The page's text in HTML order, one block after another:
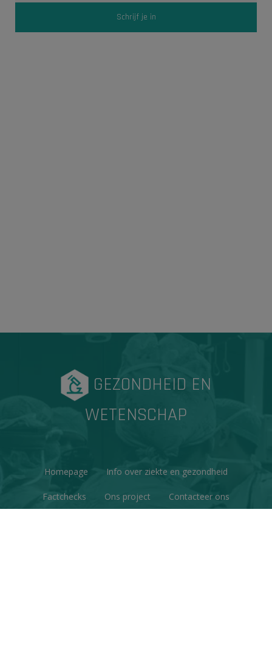
GEZONDHEID EN
WETENSCHAP
Homepage Info over ziekte en gezondheid
Factchecks Ons project Contacteer ons